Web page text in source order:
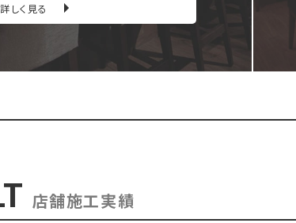
詳しく見る
店舗施工実績